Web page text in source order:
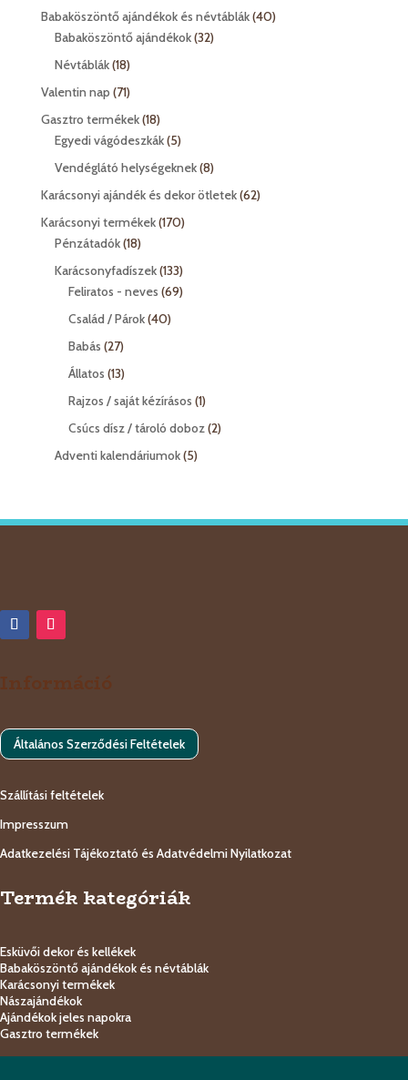
termék
Babaköszöntő ajándékok és névtáblák 4040
Babaköszöntő ajándékok 3232
Névtáblák 1818
termék
Valentin nap 7171
termék
Gasztro termékek 1818
termék
Egyedi vágódeszkák 55
termék
Vendéglátó helységeknek 88
termék
Karácsonyi ajándék és dekor ötletek 6262
Karácsonyi termékek 170170
Pénzátadók 1818
termék
Karácsonyfadíszek 133133
termék
Feliratos - neves 6969
Család / Párok 4040
Babás 2727
termék
Állatos 1313
termék
Rajzos / saját kézírásos 11
termék
Csúcs dísz / tároló doboz 22
Adventi kalendáriumok 55
Információ
Általános Szerződési Feltételek
Szállítási feltételek
Impresszum
Adatkezelési Tájékoztató és Adatvédelmi Nyilatkozat
Termék kategóriák
Esküvői dekor és kellékek
Babaköszöntő ajándékok és névtáblák
Karácsonyi termékek
Nászajándékok
Ajándékok jeles napokra
Gasztro termékek